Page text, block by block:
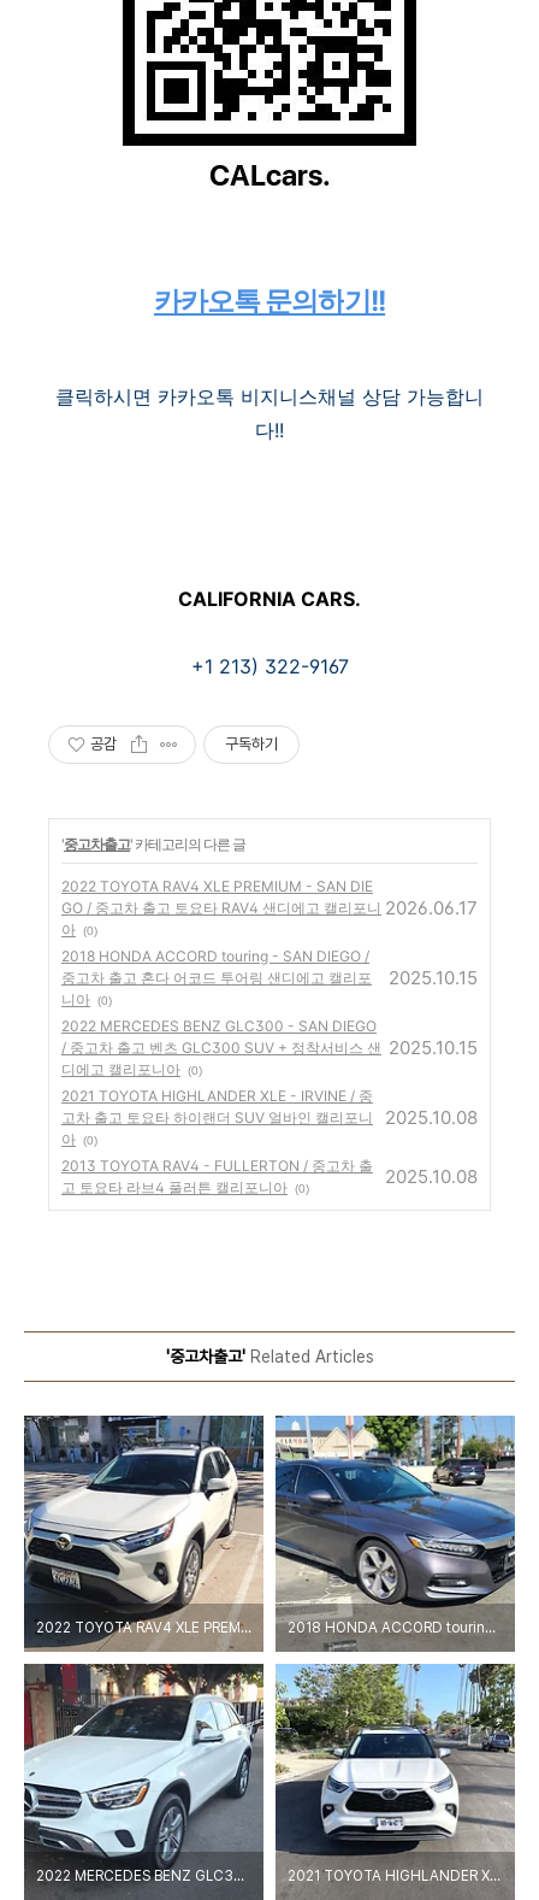
카카오톡 문의하기!!
클릭하시면 카카오톡 비지니스채널 상담 가능합니
다!!
CALIFORNIA CARS.
+1 213) 322-9167
공감 구독하기
'중고차출고' 카테고리의 다른 글
2022 TOYOTA RAV4 XLE PREMIUM - SAN DIE
GO / 중고차 출고 토요타 RAV4 샌디에고 캘리포니
아 (0)
2026.06.17
2018 HONDA ACCORD touring - SAN DIEGO /
중고차 출고 혼다 어코드 투어링 샌디에고 캘리포
니아 (0)
2025.10.15
2022 MERCEDES BENZ GLC300 - SAN DIEGO
/ 중고차 출고 벤츠 GLC300 SUV + 정착서비스 샌
디에고 캘리포니아 (0)
2025.10.15
2021 TOYOTA HIGHLANDER XLE - IRVINE / 중
고차 출고 토요타 하이랜더 SUV 얼바인 캘리포니
아 (0)
2025.10.08
2013 TOYOTA RAV4 - FULLERTON / 중고차 출
고 토요타 라브4 풀러튼 캘리포니아 (0)
2025.10.08
'중고차출고'Related Articles
2022 TOYOTA RAV4 XLE PREMIUM - SAN DIEGO / 중고차 출고 토요타 RAV4 샌디에고 캘리포니아 2018 HONDA ACCORD touring - SAN DIEGO / 중고차 출고 혼다 어코드 투어링 샌디에고 캘리포니아
2022 MERCEDES BENZ GLC300 - SAN DIEGO / 중고차 출고 벤츠 GLC300 SUV + 정착서비스 샌디에고 캘리포니아 2021 TOYOTA HIGHLANDER XLE - IRVINE / 중고차 출고 토요타 하이랜더 SUV 얼바인 캘리포니아